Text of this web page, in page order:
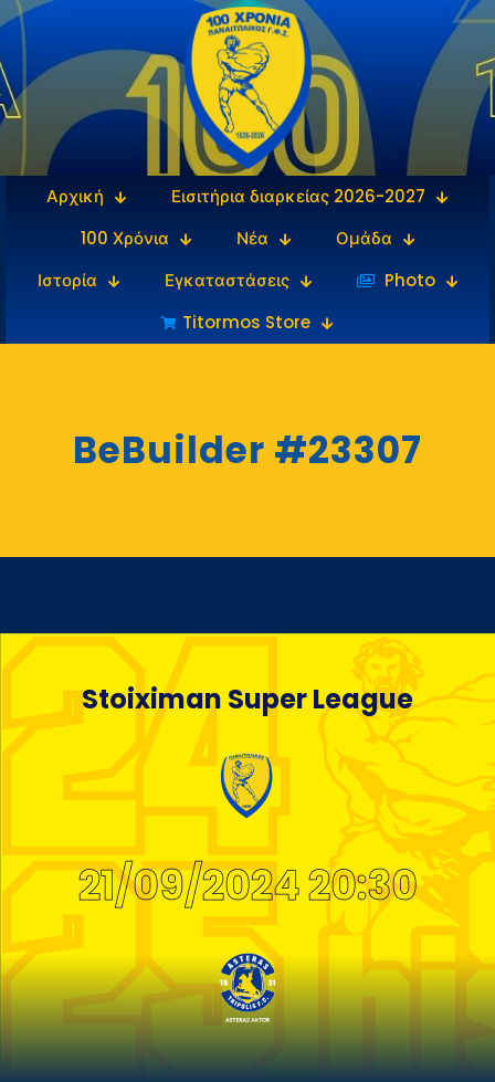
Αρχική
Εισιτήρια διαρκείας 2026-2027
100 Χρόνια
Νέα
Ομάδα
Ιστορία
Εγκαταστάσεις
‎‏‏‎ ‎Photo
Titormos Store
BeBuilder #23307
Stoiximan Super League
21/09/2024 20:30